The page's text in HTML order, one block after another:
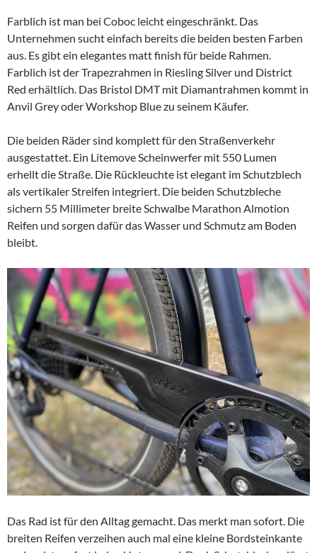
Farblich ist man bei Coboc leicht eingeschränkt. Das
Unternehmen sucht einfach bereits die beiden besten Farben
aus. Es gibt ein elegantes matt finish für beide Rahmen.
Farblich ist der Trapezrahmen in Riesling Silver und District
Red erhältlich. Das Bristol DMT mit Diamantrahmen kommt in
Anvil Grey oder Workshop Blue zu seinem Käufer.
Die beiden Räder sind komplett für den Straßenverkehr
ausgestattet. Ein Litemove Scheinwerfer mit 550 Lumen
erhellt die Straße. Die Rückleuchte ist elegant im Schutzblech
als vertikaler Streifen integriert. Die beiden Schutzbleche
sichern 55 Millimeter breite Schwalbe Marathon Almotion
Reifen und sorgen dafür das Wasser und Schmutz am Boden
bleibt.
Das Rad ist für den Alltag gemacht. Das merkt man sofort. Die
breiten Reifen verzeihen auch mal eine kleine Bordsteinkante